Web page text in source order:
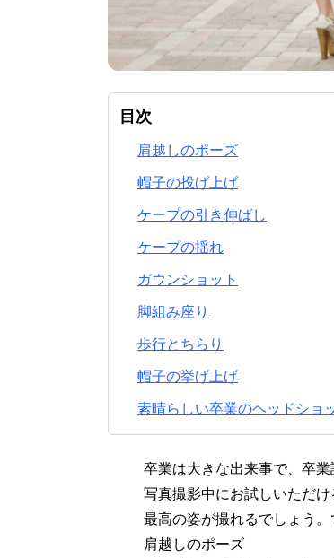
目次
肩越しのポーズ
帽子の投げ上げ
ケープの引き伸ばし
ケープの揺れ
ガウンショット
脚組み座り
歩行とちらり
帽子の挙げ上げ
素晴らしい卒業のヘッドショ
卒業は大きな出来事で、卒業
写真撮影中にお試しいただ
最高の姿が撮れるでしょう
肩越しのポーズ